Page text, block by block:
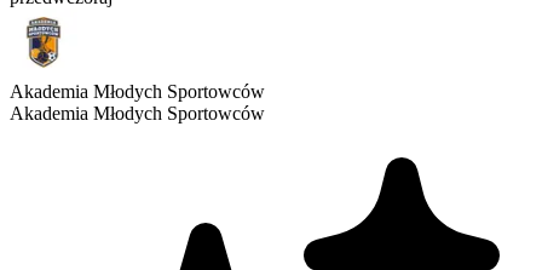
Akademia Młodych Sportowców
Akademia Młodych Sportowców